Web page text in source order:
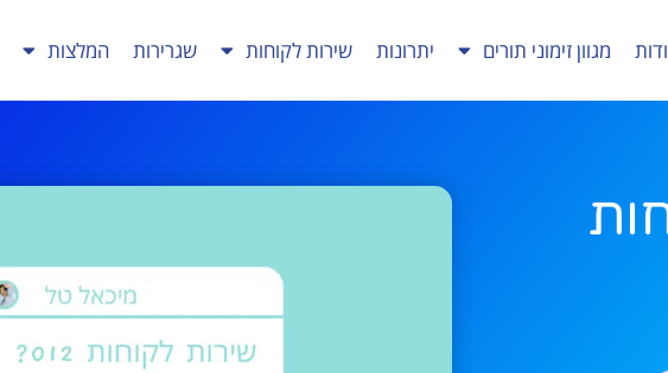
מגוון זימוני תורים יתרונות שירות לקוחות שגרירות המלצות